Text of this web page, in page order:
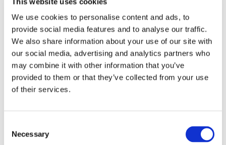
We use cookies to personalise content and ads, to
provide social media features and to analyse our traffic.
We also share information about your use of our site with
our social media, advertising and analytics partners who
may combine it with other information that you’ve
provided to them or that they’ve collected from your use
of their services.
Selection
Necessary
rapporti tra surrogazione legale e
regresso
La sentenza n. 16835 del 29 maggio 2026 della
Corte di Cassazione offre l'occasione per tornare
su un tema di grande rilievo teorico e pratico
nell'ambito delle obbligazioni solidali passive: il
rapporto tra l'azione di [...]